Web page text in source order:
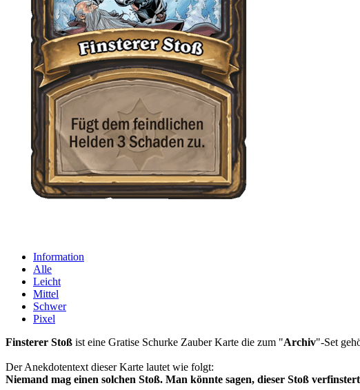
Information
Alle
Leicht
Mittel
Schwer
Pixel
Finsterer Stoß ist eine Gratise Schurke Zauber Karte die zum "Archiv"-Set
Der Anekdotentext dieser Karte lautet wie folgt:
Niemand mag einen solchen Stoß. Man könnte sagen, dieser Stoß